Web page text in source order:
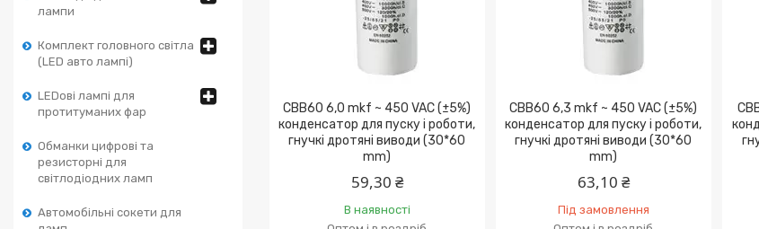
лампи
Комплект головного світла
(LED авто лампі)
LEDові лампі для
протитуманих фар
Обманки цифрові та
резисторні для
світлодіодних ламп
Автомобільні сокети для
CBB60 6,0 mkf ~ 450 VAC (±5%)
конденсатор для пуску і роботи,
гнучкі дротяні виводи (30*60
mm)
59,30 ₴
В наявності
CBB60 6,3 mkf ~ 450 VAC (±5%)
конденсатор для пуску і роботи,
гнучкі дротяні виводи (30*60
mm)
63,10 ₴
Під замовлення